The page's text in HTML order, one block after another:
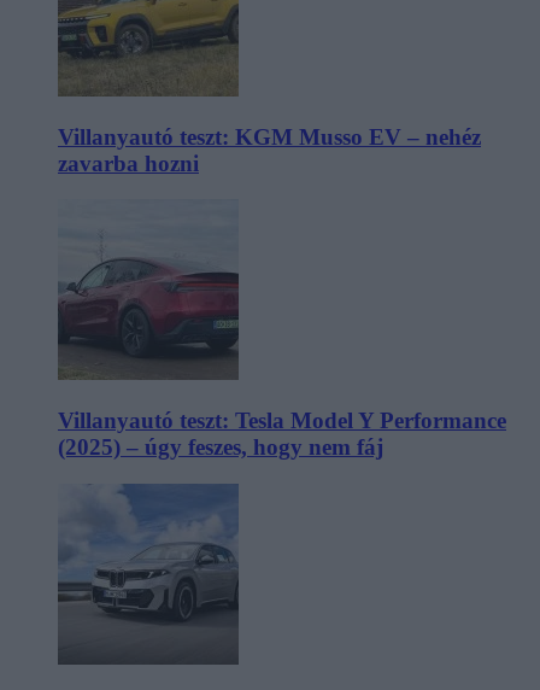
Villanyautó teszt: KGM Musso EV – nehéz
zavarba hozni
Villanyautó teszt: Tesla Model Y Performance
(2025) – úgy feszes, hogy nem fáj